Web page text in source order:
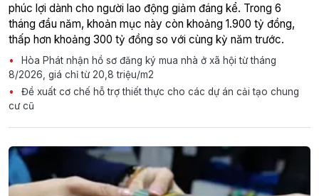
phúc lợi dành cho người lao động giảm đáng kể. Trong 6
tháng đầu năm, khoản mục này còn khoảng 1.900 tỷ đồng,
thấp hơn khoảng 300 tỷ đồng so với cùng kỳ năm trước.
Hòa Phát nhận hồ sơ đăng ký mua nhà ở xã hội từ tháng
8/2026, giá chỉ từ 20,8 triệu/m2
Đề xuất cơ chế hỗ trợ thiết thực cho các dự án cải tạo chung
cư cũ